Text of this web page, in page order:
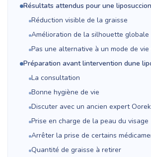
Résultats attendus pour une
Réduction visible de la graisse
Amélioration de la silhouette globale
Pas une alternative à un mode de vie
Préparation avant lintervention dune
La consultation
Bonne hygiène de vie
Discuter avec un ancien expert
Prise en charge de la peau du visage
Arrêter la prise de certains
Quantité de graisse à retirer